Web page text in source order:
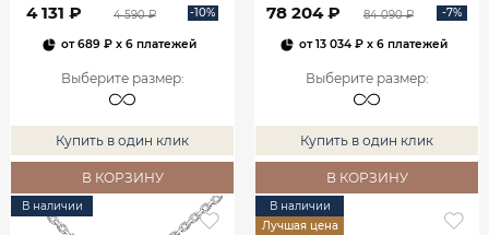
4 131 ₽ 4 590 ₽ -10%
от689 ₽ x 6 платежей
Выберите размер:
Купить в один клик
В КОРЗИНУ
78 204 ₽ 84 090 ₽ -7%
от13 034 ₽ x 6 платежей
Выберите размер:
Купить в один клик
В КОРЗИНУ
В наличии
В наличии
Лучшая цена